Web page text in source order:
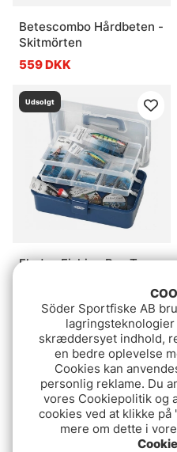
Betescombo Hårdbeten -
Skitmörten
559 DKK
Udsolgt
Fladen Fishing Box Two
Coastfishing
249 DKK
Udsolgt
Söder Sportfiske AB
skræddersyet indhold,
en bedre oplevelse
Cookies kan
personlig reklame. Du
vores Cookiepolitik og
cookies ved at klikke
mere om dette i